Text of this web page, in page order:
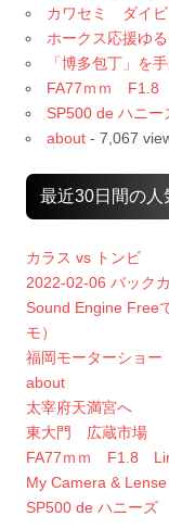
カワセミ ダイビ
ホークス応援ゆ
「博多包丁」を
FA77ｍｍ F1.8
SP500 de ハニ
about - 7,067
最近30日間の人
カラス vs トンビ
2022-02-06 バック
Sound Engine Free
モ）
福岡モーターショ
about
太宰府天満宮へ
東大門 広蔵市場
FA77ｍｍ F1.8
My Camera & Lense
SP500 de ハニーズ